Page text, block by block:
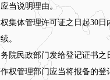
当说明理由。
体管理许可证之日起30日
。
民政部门发给登记证书之
权管理部门应当将报备的登